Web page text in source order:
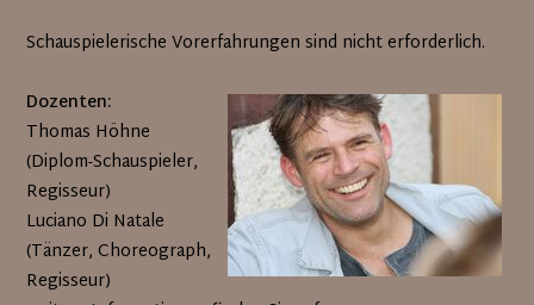
Schauspielerische Vorerfahrungen sind nicht erforderlich.
Dozenten:
Thomas Höhne
(Diplom-Schauspieler,
Regisseur)
Luciano Di Natale
(Tänzer, Choreograph,
Regisseur)